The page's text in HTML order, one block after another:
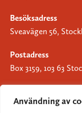
Användning av
Besöksadress
Sveavägen 56,
Postadress
Box 3159, 103 63